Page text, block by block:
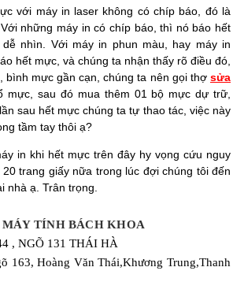
với máy in laser không có chíp báo, đó là
những máy in có chíp báo, thì nó báo hết
nhìn. Với máy in phun màu, hay máy in
hết mực, và chúng ta nhận thấy rõ điều đó,
bình mực gần cạn, chúng ta nên gọi thợ sửa
mực, sau đó mua thêm 01 bộ mực dự trữ,
sau hết mực chúng ta tự thao tác, việc này
tầm tay thôi ạ?
in khi hết mực trên đây hy vọng cứu nguy
trang giấy nữa trong lúc đợi chúng tôi đến
nhà ạ. Trân trọng.
MÁY TÍNH BÁCH KHOA
, NGÕ 131 THÁI HÀ
163, Hoàng Văn Thái,Khương Trung,Thanh